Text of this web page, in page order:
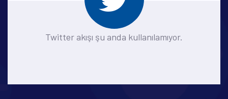
Twitter akışı şu anda kullanılamıyor.